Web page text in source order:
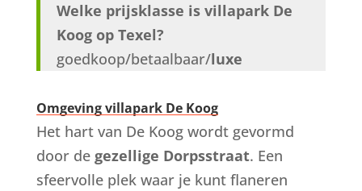
Welke prijsklasse is villapark De
Koog op Texel?
goedkoop/betaalbaar/luxe
Omgeving villapark De Koog
Het hart van De Koog wordt gevormd
door de gezellige Dorpsstraat. Een
sfeervolle plek waar je kunt flaneren